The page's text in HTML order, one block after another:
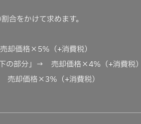
合をかけて求めます。
却価格×5％（+消費税）
の部分」→ 売却価格×4％（+消費税）
売却価格×3％（+消費税）